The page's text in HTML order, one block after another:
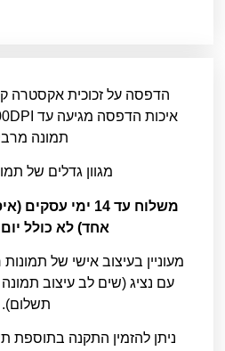
תמונה
מגוון גדלים של
משלוח עד 14 ימי
אחד) לא כולל
מעוניין בעיצוב אישי של
עם נציג (שים לב עיצוב
תשלום).
ניתן להזמין התקנה בתוספת